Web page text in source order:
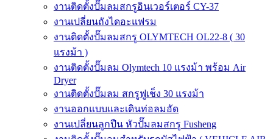
งานติดตั้งปั๊มลมสกรูอินเวอร์เตอร์ CY-37
งานเปลี่ยนถังไดอะแฟรม
งานติดตั้งปั๊มลมสกรู OLYMTECH OL22-8 ( 30
แรงม้า )
งานติดตั้งปั๊มลม Olymtech 10 แรงม้า พร้อม Air
Dryer
งานติดตั้งปั๊มลม สกรูฟูเช็ง 30 แรงม้า
งานออกแบบและเดินท่อลมอัด
งานเปลี่ยนลูกปืน หัวปั๊มลมสกรู Fusheng